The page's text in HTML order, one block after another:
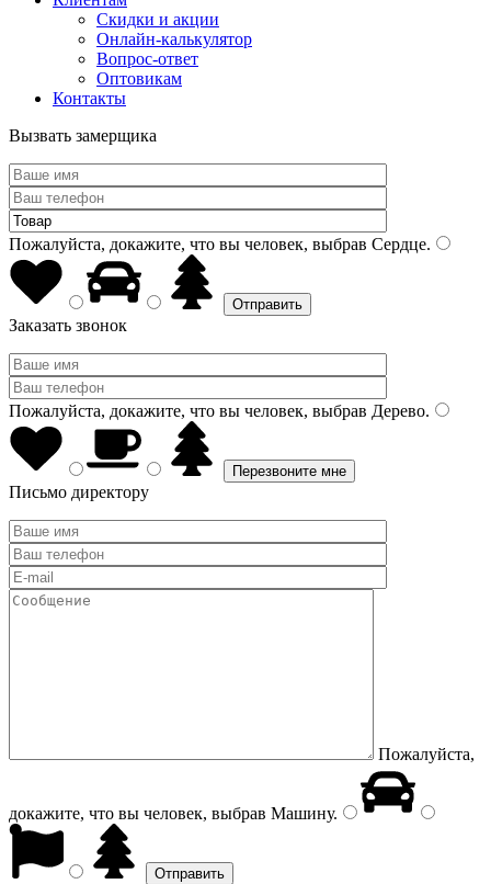
Скидки и акции
Онлайн-калькулятор
Вопрос-ответ
Оптовикам
Контакты
Вызвать замерщика
Пожалуйста, докажите, что вы человек, выбрав Сердце.
Заказать звонок
Пожалуйста, докажите, что вы человек, выбрав Дерево.
Письмо директору
Пожалуйста,
докажите, что вы человек, выбрав Машину.